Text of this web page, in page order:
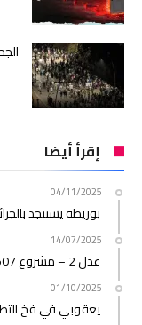
إقرأ أيضا
04/11/2025
بوريطة يستنجد
14/07/2025
عدل 2 – مشروع 10507 مسكن: الأشغال تتعثر والآجال تتبخر!
01/10/2025
يعقوبي في فخ